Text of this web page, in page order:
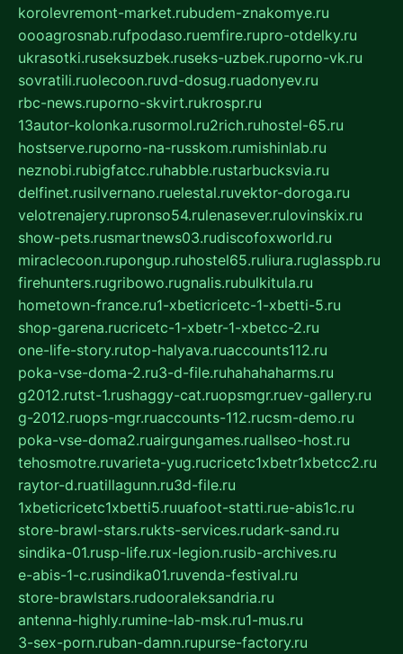
korolevremont-market.rubudem-znakomye.ru
oooagrosnab.rufpodaso.ruemfire.rupro-otdelky.ru
ukrasotki.ruseksuzbek.ruseks-uzbek.ruporno-vk.ru
sovratili.ruolecoon.ruvd-dosug.ruadonyev.ru
rbc-news.ruporno-skvirt.rukrospr.ru
13autor-kolonka.rusormol.ru2rich.ruhostel-65.ru
hostserve.ruporno-na-russkom.rumishinlab.ru
neznobi.rubigfatcc.ruhabble.rustarbucksvia.ru
delfinet.rusilvernano.ruelestal.ruvektor-doroga.ru
velotrenajery.rupronso54.rulenasever.rulovinskix.ru
show-pets.rusmartnews03.rudiscofoxworld.ru
miraclecoon.rupongup.ruhostel65.ruliura.ruglasspb.ru
firehunters.rugribowo.rugnalis.rubulkitula.ru
hometown-france.ru1-xbeticricetc-1-xbetti-5.ru
shop-garena.rucricetc-1-xbetr-1-xbetcc-2.ru
one-life-story.rutop-halyava.ruaccounts112.ru
poka-vse-doma-2.ru3-d-file.ruhahahaharms.ru
g2012.rutst-1.rushaggy-cat.ruopsmgr.ruev-gallery.ru
g-2012.ruops-mgr.ruaccounts-112.rucsm-demo.ru
poka-vse-doma2.ruairgungames.ruallseo-host.ru
tehosmotre.ruvarieta-yug.rucricetc1xbetr1xbetcc2.ru
raytor-d.ruatillagunn.ru3d-file.ru
1xbeticricetc1xbetti5.ruuafoot-statti.rue-abis1c.ru
store-brawl-stars.rukts-services.rudark-sand.ru
sindika-01.rusp-life.rux-legion.rusib-archives.ru
e-abis-1-c.rusindika01.ruvenda-festival.ru
store-brawlstars.rudooraleksandria.ru
antenna-highly.rumine-lab-msk.ru1-mus.ru
3-sex-porn.ruban-damn.rupurse-factory.ru